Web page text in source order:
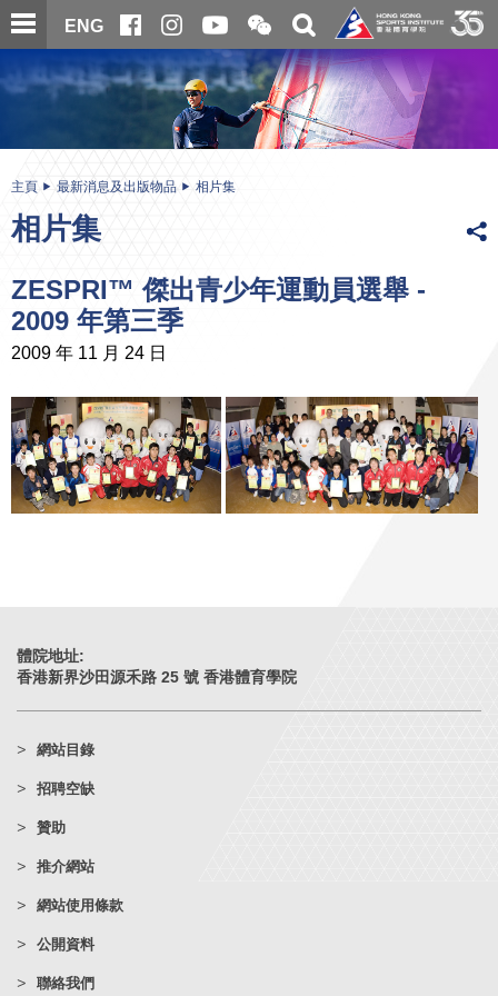
跳
至
內
ENG
開
合
微
信
二
維
碼
關
搜
尋
内
主頁 最新消息及出版物品 相片集
相片集
ZESPRI™ 傑出青少年運動員選舉 -
2009 年第三季
2009 年 11 月 24 日
體院地址:
香港新界沙田源禾路 25 號 香港體育學院
網站目錄
招聘空缺
贊助
推介網站
網站使用條款
公開資料
聯絡我們